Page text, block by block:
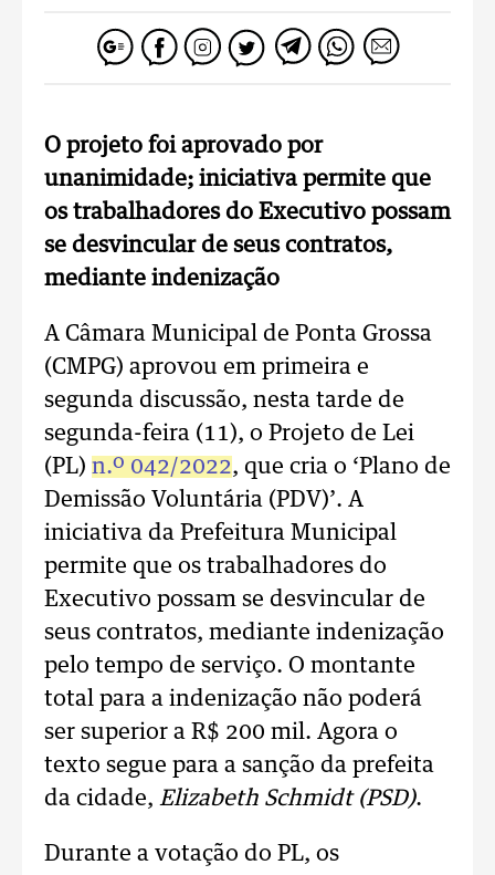
O projeto foi aprovado por
unanimidade; iniciativa permite que
os trabalhadores do Executivo possam
se desvincular de seus contratos,
mediante indenização
A Câmara Municipal de Ponta Grossa
(CMPG) aprovou em primeira e
segunda discussão, nesta tarde de
segunda-feira (11), o Projeto de Lei
(PL) n.º 042/2022, que cria o ‘Plano de
Demissão Voluntária (PDV)’. A
iniciativa da Prefeitura Municipal
permite que os trabalhadores do
Executivo possam se desvincular de
seus contratos, mediante indenização
pelo tempo de serviço. O montante
total para a indenização não poderá
ser superior a R$ 200 mil. Agora o
texto segue para a sanção da prefeita
da cidade, Elizabeth Schmidt (PSD).
Durante a votação do PL, os